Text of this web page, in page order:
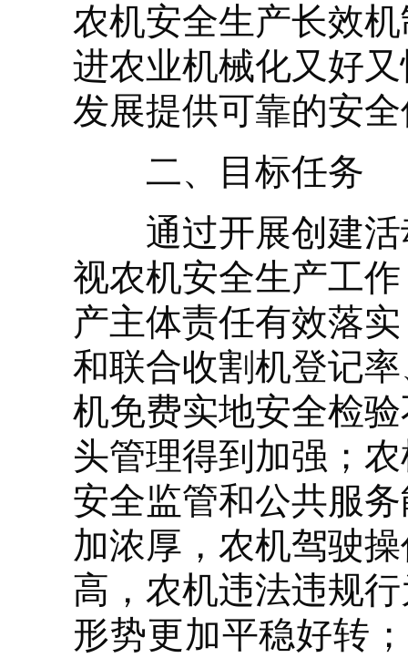
农机安全生产长效
进农业机械化又好
发展提供可靠的安
二、目标任务
通过开展创建活
视农机安全生产工
产主体责任有效落
和联合收割机登记
机免费实地安全检
头管理得到加强；
安全监管和公共服
加浓厚，农机驾驶
高，农机违法违规
形势更加平稳好转